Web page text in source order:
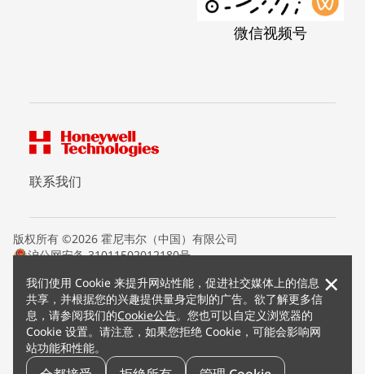
我们使用 Cookie 来提升网站性能，促进社交媒体上的信息
共享，并根据您的兴趣提供量身定制的广告。欲了解更多信
息，请参阅我们的Cookie公告。您也可以自定义浏览器的
Cookie 设置。请注意，如果您拒绝 Cookie，可能会影响网
站功能和性能。
×
微信视频号
联系我们
版权所有 ©2026 霍尼韦尔（中国）有限公司
沪公网安备 31011502012180号
条款条约
隐私声明
您的隐私选项
霍尼韦尔科技Cookie通知
退订
漏洞报告